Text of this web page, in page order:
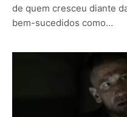
de quem cresceu diante
bem-sucedidos como…